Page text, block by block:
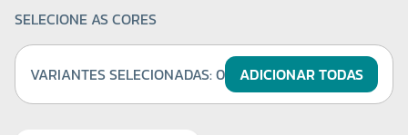
SELECIONE AS CORES
VARIANTES SELECIONADAS:0 ADICIONAR TODAS